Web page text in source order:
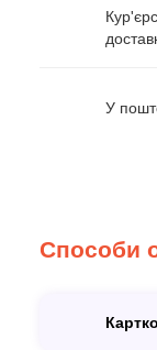
У
Способи